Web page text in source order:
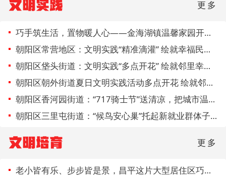
文明实践 更多
巧手筑生活，置物暖人心——金海湖镇温馨家园开展DIY移动置物架手工实践活动
朝阳区常营地区：文明实践“精准滴灌” 绘就幸福民生底色
朝阳区垡头街道：文明实践“多点开花” 绘就邻里幸福图景
朝阳区朝外街道夏日文明实践活动多点开花 绘就邻里幸福新图景
朝阳区香河园街道：“717骑士节”送清凉，把城市温度递到骑手手里
朝阳区三里屯街道：“候鸟安心巢”托起新就业群体子女多彩暑假
文明培育 更多
老小皆有乐、步步皆是景，昌平这片大型居住区巧用连片改造解民忧